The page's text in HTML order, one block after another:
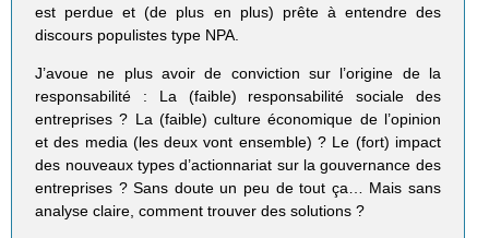
est perdue et (de plus en plus) prête à entendre des
discours populistes type NPA.
J’avoue ne plus avoir de conviction sur l’origine de la
responsabilité : La (faible) responsabilité sociale des
entreprises ? La (faible) culture économique de l’opinion
et des media (les deux vont ensemble) ? Le (fort) impact
des nouveaux types d’actionnariat sur la gouvernance des
entreprises ? Sans doute un peu de tout ça… Mais sans
analyse claire, comment trouver des solutions ?